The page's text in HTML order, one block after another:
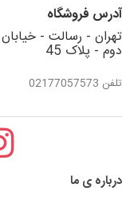
آدرس فروشگاه
دوم - پلاک 45
تلفن 02177057573
درباره ی ما